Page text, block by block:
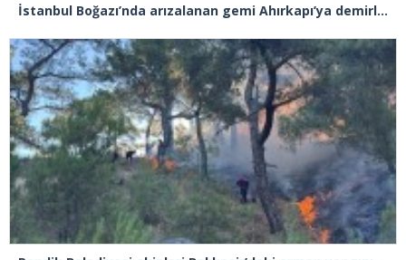
İstanbul Boğazı’nda arızalanan gemi Ahırkapı’ya demirlendi